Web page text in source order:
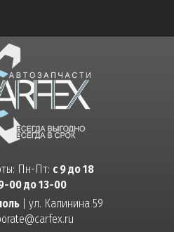
Пн-Пт: с 9 до 18
00 до 13-00
| ул. Калинина 59